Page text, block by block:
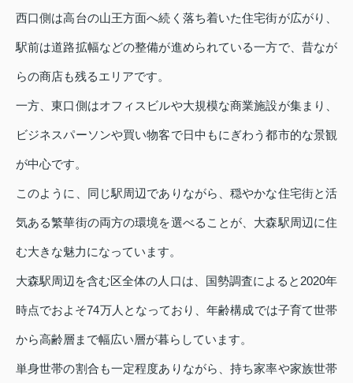
西口側は高台の山王方面へ続く落ち着いた住宅街が広がり、
駅前は道路拡幅などの整備が進められている一方で、昔なが
らの商店も残るエリアです。
一方、東口側はオフィスビルや大規模な商業施設が集まり、
ビジネスパーソンや買い物客で日中もにぎわう都市的な景観
が中心です。
このように、同じ駅周辺でありながら、穏やかな住宅街と活
気ある繁華街の両方の環境を選べることが、大森駅周辺に住
む大きな魅力になっています。
大森駅周辺を含む区全体の人口は、国勢調査によると2020年
時点でおよそ74万人となっており、年齢構成では子育て世帯
から高齢層まで幅広い層が暮らしています。
単身世帯の割合も一定程度ありながら、持ち家率や家族世帯